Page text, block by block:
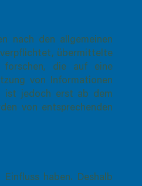
nach den allgemeinen
übermittelte
forschen, die auf eine
von Informationen
ist jedoch erst ab dem
von entsprechenden
haben. Deshalb